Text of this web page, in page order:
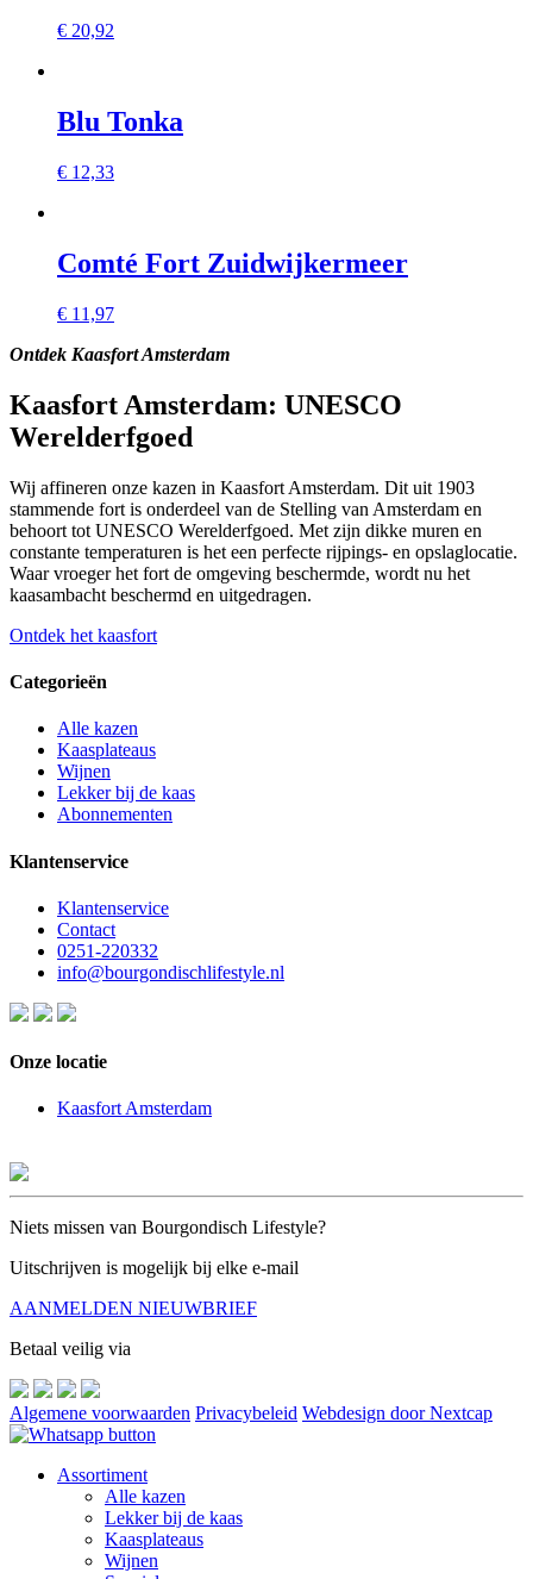
€ 20,92
Blu Tonka
€ 12,33
Comté Fort Zuidwijkermeer
€ 11,97
Ontdek Kaasfort Amsterdam
Kaasfort Amsterdam: UNESCO
Werelderfgoed
Wij affineren onze kazen in Kaasfort Amsterdam. Dit uit 1903
stammende fort is onderdeel van de Stelling van Amsterdam en
behoort tot UNESCO Werelderfgoed. Met zijn dikke muren en
constante temperaturen is het een perfecte rijpings- en opslaglocatie.
Waar vroeger het fort de omgeving beschermde, wordt nu het
kaasambacht beschermd en uitgedragen.
Ontdek het kaasfort
Categorieën
Alle kazen
Kaasplateaus
Wijnen
Lekker bij de kaas
Abonnementen
Klantenservice
Klantenservice
Contact
0251-220332
info@bourgondischlifestyle.nl
Onze locatie
Kaasfort Amsterdam
Niets missen van Bourgondisch Lifestyle?
Uitschrijven is mogelijk bij elke e-mail
AANMELDEN NIEUWBRIEF
Betaal veilig via
Algemene voorwaarden Privacybeleid Webdesign door Nextcap
Assortiment
Alle kazen
Lekker bij de kaas
Kaasplateaus
Wijnen